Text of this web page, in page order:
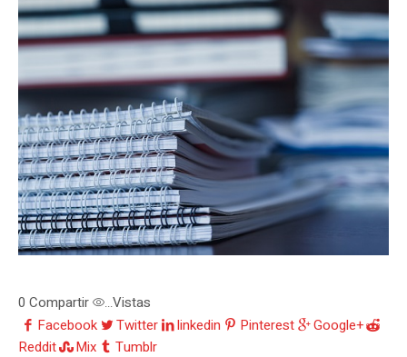
0 Compartir ...Vistas
Facebook
Twitter linkedin Pinterest
Google+
Reddit
Mix Tumblr